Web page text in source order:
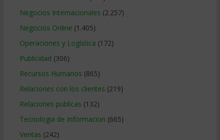
Negocios Internacionales (2.257)
Negocios Online (1.405)
Operaciones y Logística (172)
Publicidad (306)
Recursos Humanos (865)
Relaciones con los clientes (219)
Relaciones publicas (132)
Tecnologia de Informacion (665)
Ventas (242)